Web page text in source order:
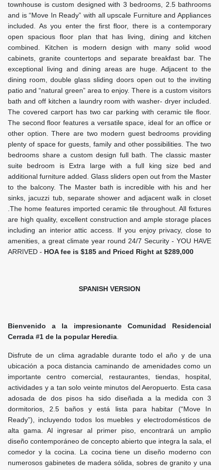
townhouse is custom designed with 3 bedrooms, 2.5 bathrooms
and is “Move In Ready” with all upscale Furniture and Appliances
included. As you enter the first floor, there is a contemporary
open spacious floor plan that has living, dining and kitchen
combined. Kitchen is modern design with many solid wood
cabinets, granite countertops and separate breakfast bar. The
exceptional living and dining areas are huge. Adjacent to the
dining room, double glass sliding doors open out to the inviting
patio and “natural green” area to enjoy. There is a custom visitors
bath and off kitchen a laundry room with washer- dryer included.
The covered carport has two car parking with ceramic tile floor.
The second floor features a versatile space, ideal for an office or
other option. There are two modern guest bedrooms providing
plenty of space for guests, family and other possibilities. The two
bedrooms share a custom design full bath. The classic master
suite bedroom is Extra large with a full king size bed and
additional furniture added. Glass sliders open out from the Master
to the balcony. The Master bath is incredible with his and her
sinks, jacuzzi tub, separate shower and adjacent walk in closet
.The home features imported ceramic tile throughout. All fixtures
are high quality, excellent construction and ample storage places
including an interior attic access. If you enjoy privacy, close to
amenities, a great climate year round 24/7 Security - YOU HAVE
ARRIVED - HOA fee is $185 and Priced Right at $289,000
SPANISH VERSION
Bienvenido a la impresionante Comunidad Residencial
Cerrada #1 de la popular Heredia
Disfrute de un clima agradable durante todo el año y de una
ubicación a poca distancia caminando de amenidades como un
importante centro comercial, restaurantes, tiendas, hospital,
actividades y a tan solo veinte minutos del Aeropuerto. Esta casa
adosada de dos pisos ha sido diseñada a la medida con 3
dormitorios, 2.5 baños y está lista para habitar (“Move In
Ready”), incluyendo todos los muebles y electrodomésticos de
alta gama. Al ingresar al primer piso, encontrará un amplio
diseño contemporáneo de concepto abierto que integra la sala, el
comedor y la cocina. La cocina tiene un diseño moderno con
numerosos gabinetes de madera sólida, sobres de granito y una